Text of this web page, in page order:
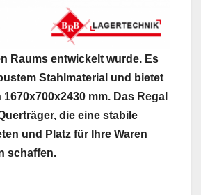
Raums entwickelt wurde. Es
Stahlmaterial und bietet
mm. Das Regal
die eine stabile
und Platz für Ihre Waren
schaffen.